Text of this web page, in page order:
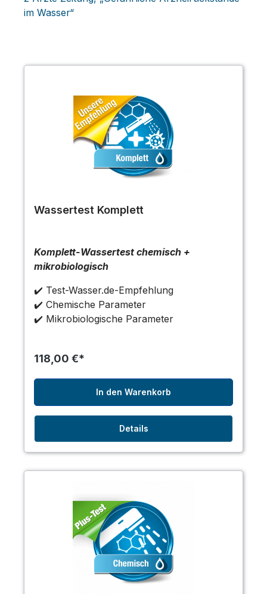
im Wasser“
Wassertest Komplett
Komplett-Wassertest chemisch +
mikrobiologisch
✔️ Test-Wasser.de-Empfehlung
✔️ Chemische Parameter
✔️ Mikrobiologische Parameter
118,00 €*
In den Warenkorb
Details